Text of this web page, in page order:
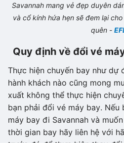
Savannah mang vẻ đẹp duyên
và cổ kính hứa hẹn sẽ đem lại
quên -
Quy định về đổi vé
Thực hiện chuyến bay như dự
hành khách nào cũng mong
xuất không thể thực hiện
bạn phải đổi vé máy bay. Nếu
máy bay đi Savannah và
thời gian bay hãy liên hệ với